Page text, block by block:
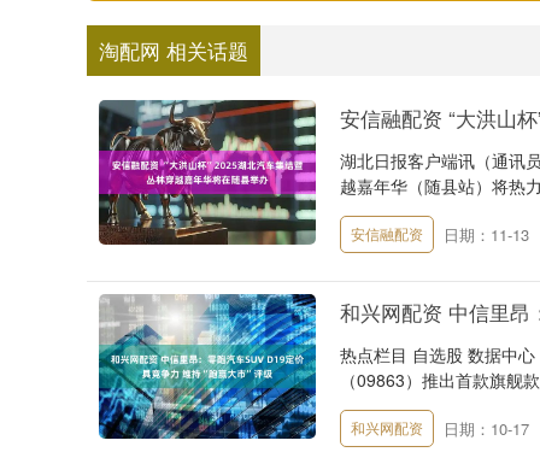
淘配网 相关话题
安信融配资 “大洪山
湖北日报客户端讯（通讯
越嘉年华（随县站）将热
安信融配资 日期：11-13
和兴网配资 中信里昂
热点栏目 自选股 数据中
（09863）推出首款旗舰
和兴网配资 日期：10-17